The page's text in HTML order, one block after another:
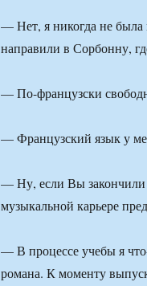
— Нет, я никогда не
направили в Сорбонну,
— По-французски
— Французский язык у
— Ну, если Вы закончили
музыкальной карьере
— В процессе учебы я
романа. К моменту